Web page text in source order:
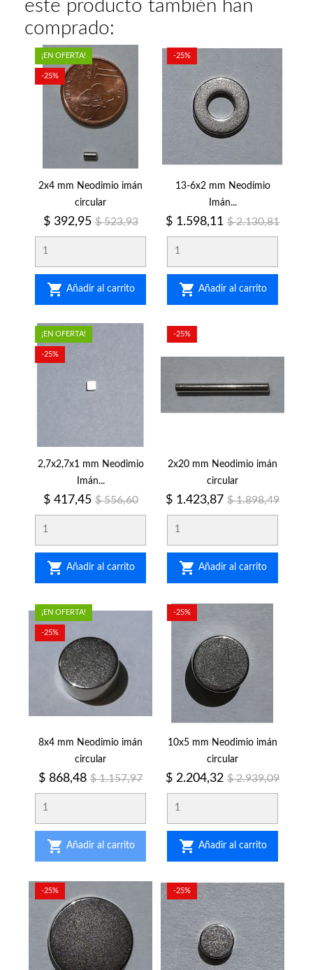
este producto también han
comprado:
2x4 mm Neodimio imán
circular
Precio
$ 392,95 Precio
regular
$ 523,93
 Añadir al carrito
¡EN OFERTA!
-25%
13-6x2 mm Neodimio
Imán...
Precio
$ 1.598,11 Precio
regular
$ 2.130,81
 Añadir al carrito
-25%
2,7x2,7x1 mm Neodimio
Imán...
Precio
$ 417,45 Precio
regular
$ 556,60
 Añadir al carrito
¡EN OFERTA!
-25%
2x20 mm Neodimio imán
circular
Precio
$ 1.423,87 Precio
regular
$ 1.898,49
 Añadir al carrito
-25%
8x4 mm Neodimio imán
circular
Precio
$ 868,48 Precio
regular
$ 1.157,97
 Añadir al carrito
¡EN OFERTA!
-25%
10x5 mm Neodimio imán
circular
Precio
$ 2.204,32 Precio
regular
$ 2.939,09
 Añadir al carrito
-25%
-25% -25%